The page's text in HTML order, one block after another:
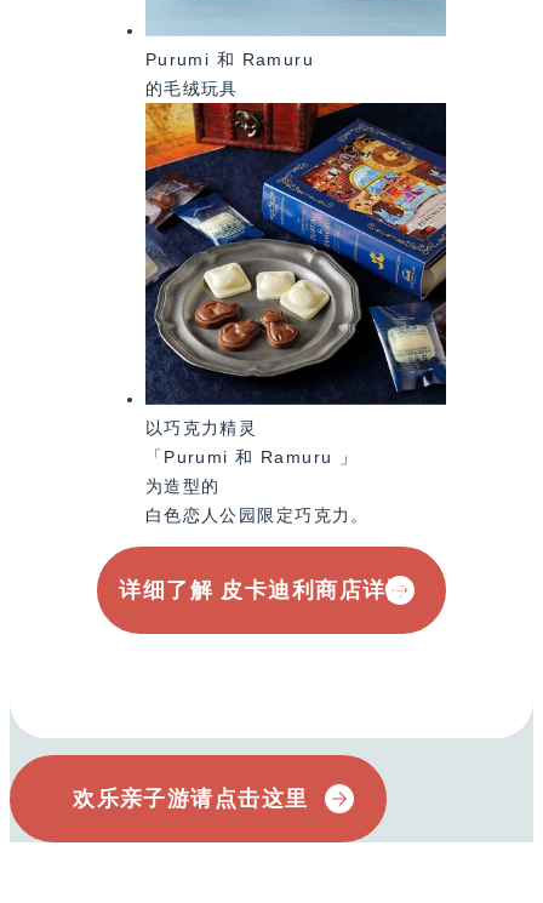
Purumi 和 Ramuru
的毛绒玩具
以巧克力精灵
「Purumi 和 Ramuru 」
为造型的
白色恋人公园限定巧克力。
详细了解 皮卡迪利商店详情
欢乐亲子游请点击这里